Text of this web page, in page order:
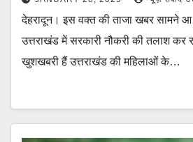
देहरादून। इस वक्त की ताजा खबर सामने आ
उत्तराखंड में सरकारी नौकरी की तलाश कर
खुशखबरी हैं उत्तराखंड की महिलाओं के…